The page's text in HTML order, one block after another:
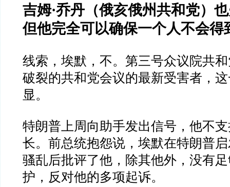
吉姆·乔丹（俄亥俄州共和党）
但他完全可以确保一个人不会得
线索，埃默，不。第三号众议院共
破裂的共和党会议的最新受害者，
显。
特朗普上周向助手发出信号，他不
长。前总统抱怨说，埃默在特朗普
骚乱后批评了他，除其他外，没有
护，反对他的多项起诉。